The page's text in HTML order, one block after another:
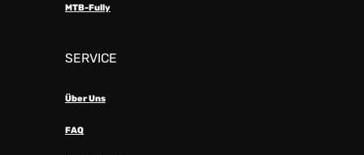
MTB-Fully
SERVICE
Über Uns
FAQ